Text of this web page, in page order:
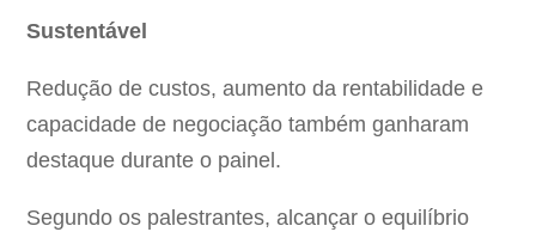
Sustentável
Redução de custos, aumento da rentabilidade e
capacidade de negociação também ganharam
destaque durante o painel.
Segundo os palestrantes, alcançar o equilíbrio